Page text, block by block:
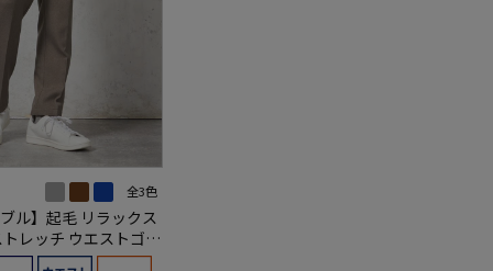
全3色
ル】起毛 リラックス
レッチ ウエストゴム
パンツ WALK PLUS